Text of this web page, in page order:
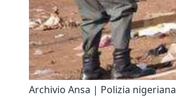
Archivio Ansa | Polizia nigeriana